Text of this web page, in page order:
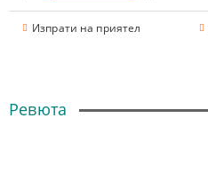
Изпрати на приятел
Ревюта